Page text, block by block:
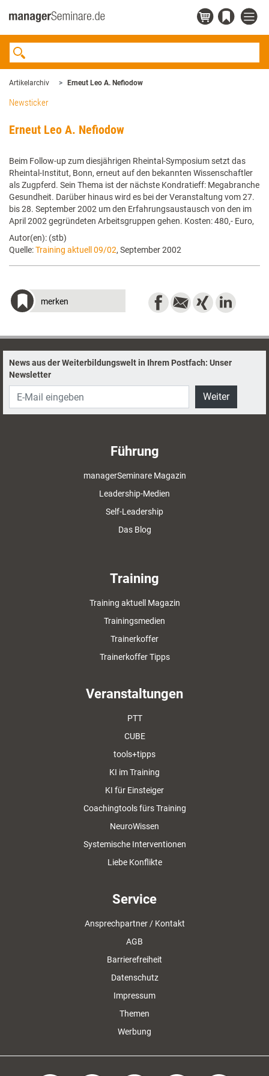
Artikelarchiv Erneut Leo A. Nefiodow
Newsticker
Erneut Leo A. Nefiodow
Beim Follow-up zum diesjährigen Rheintal-Symposium setzt das
Rheintal-Institut, Bonn, erneut auf den bekannten Wissenschaftler
als Zugpferd. Sein Thema ist der nächste Kondratieff: Megabranche
Gesundheit. Darüber hinaus wird es bei der Veranstaltung vom 27.
bis 28. September 2002 um den Erfahrungsaustausch von den im
April 2002 gegründeten Arbeitsgruppen gehen. Kosten: 480,- Euro,
Autor(en): (stb)
Quelle:Training aktuell 09/02, September 2002
merken
News aus der Weiterbildungswelt in Ihrem Postfach: Unser
Newsletter
Weiter
Führung
managerSeminare Magazin
Leadership-Medien
Self-Leadership
Das Blog
Training
Training aktuell Magazin
Trainingsmedien
Trainerkoffer
Trainerkoffer Tipps
Veranstaltungen
PTT
CUBE
tools+tipps
KI im Training
KI für Einsteiger
Coachingtools fürs Training
NeuroWissen
Systemische Interventionen
Liebe Konflikte
Service
Ansprechpartner / Kontakt
AGB
Barrierefreiheit
Datenschutz
Impressum
Themen
Werbung